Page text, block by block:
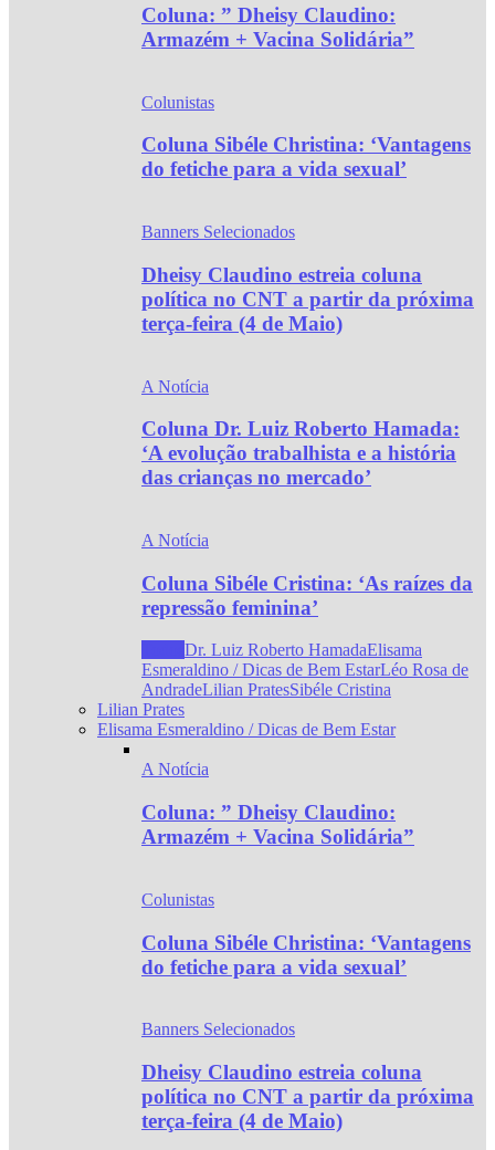
Coluna: ” Dheisy Claudino:
Armazém + Vacina Solidária”
Colunistas
Coluna Sibéle Christina: ‘Vantagens
do fetiche para a vida sexual’
Banners Selecionados
Dheisy Claudino estreia coluna
política no CNT a partir da próxima
terça-feira (4 de Maio)
A Notícia
Coluna Dr. Luiz Roberto Hamada:
‘A evolução trabalhista e a história
das crianças no mercado’
A Notícia
Coluna Sibéle Cristina: ‘As raízes da
repressão feminina’
Dr. Luiz Roberto HamadaElisama
Esmeraldino / Dicas de Bem EstarLéo Rosa de
AndradeLilian PratesSibéle Cristina
Lilian Prates
Elisama Esmeraldino / Dicas de Bem Estar
A Notícia
Coluna: ” Dheisy Claudino:
Armazém + Vacina Solidária”
Colunistas
Coluna Sibéle Christina: ‘Vantagens
do fetiche para a vida sexual’
Banners Selecionados
Dheisy Claudino estreia coluna
política no CNT a partir da próxima
terça-feira (4 de Maio)